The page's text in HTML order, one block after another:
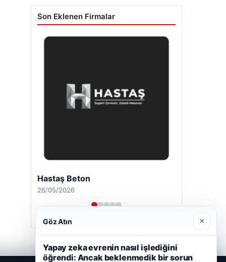
Son Eklenen Firmalar
Hastaş Beton
26/05/2026
Göz Atın ×
Yapay zeka evrenin nasıl işlediğini
öğrendi: Ancak beklenmedik bir sorun